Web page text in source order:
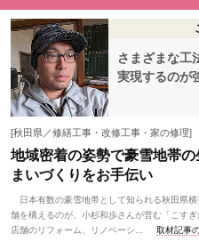
さまざまな工
実現するのが
[秋田県／修繕工事・改修工事・家の修理]
地域密着の姿勢で豪雪地帯
まいづくりをお手伝い
日本有数の豪雪地帯として知られる秋田県
舗を構えるのが、小杉和歩さんが営む「こす
店舗のリフォーム、リノベーシ...
取材記事